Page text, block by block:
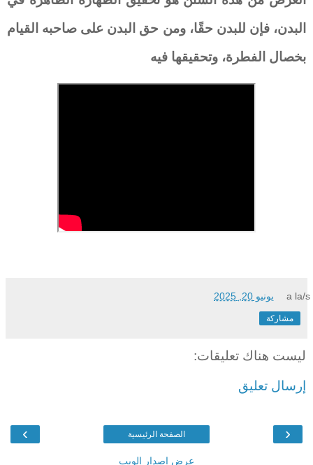
البدن، فإن للبدن حقًا، ومن حق البدن على صاحبه القيام
بخصال الفطرة، وتحقيقها فيه
a la/s يونيو 20, 2025
مشاركة
ليست هناك تعليقات:
إرسال تعليق
‹
› الصفحة الرئيسية
عرض إصدار الويب